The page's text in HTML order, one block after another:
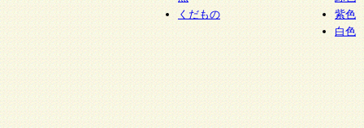
くだもの
紫色
白色